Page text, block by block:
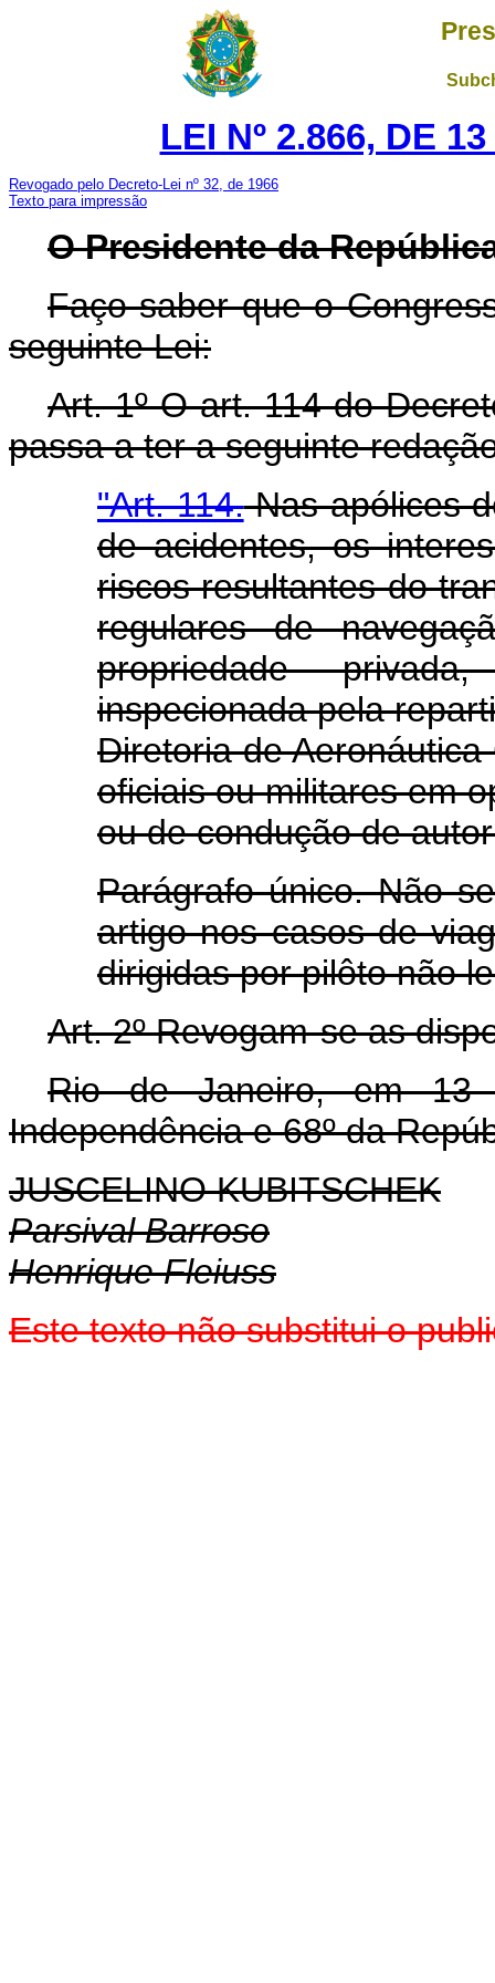
LEI Nº 2.866, DE
Revogado pelo Decreto-Lei nº 32, de 1966
Texto para impressão
O Presidente da
Faço saber que o
seguinte Lei:
Art. 1º O art. 114 do
passa a ter a seguinte
"Art. 114.Nas apólices
de acidentes, os
riscos resultantes do
regulares de
propriedade
inspecionada pela
Diretoria de
oficiais ou militares em
ou de condução de
Parágrafo único. Não
artigo nos casos de
dirigidas por pilôto não
Art. 2º Revogam-se as
Rio de Janeiro, em 13
Independência e 68º da
JUSCELINO KUBITSCHEK
Parsival Barroso
Henrique Fleiuss
Este texto não substitui o